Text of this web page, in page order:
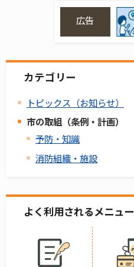
広告
カテゴリー
トピックス（お知らせ）
市の取組（条例・計画）
予防・知識
消防組織・施設
よく利用されるメニュー